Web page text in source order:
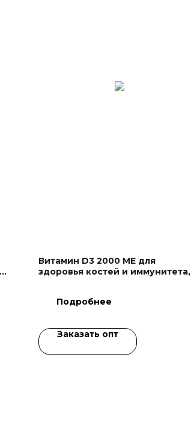
Витамин D3 2000 МЕ для
здоровья костей и иммунитета,
Подробнее
Заказать опт